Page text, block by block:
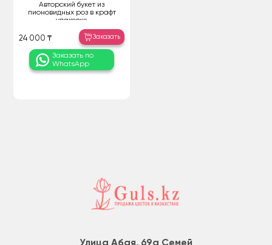
Авторский букет из
пионовидных роз в крафт
упаковке
24 000 ₸ Заказать
Заказать по
WhatsApp